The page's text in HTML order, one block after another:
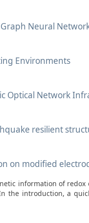
Neural
Environments
Optical Network
resilient
on modified
information of redox
the introduction, a